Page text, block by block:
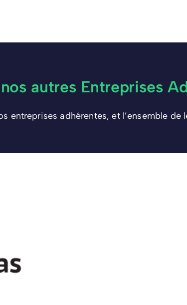
autres Entreprises
entreprises adhérentes, et l’ensemble de